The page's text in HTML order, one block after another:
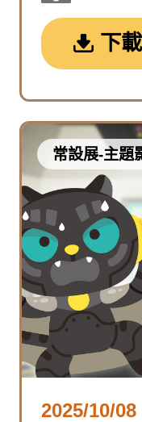
下
常設展-主題
2025/10/08